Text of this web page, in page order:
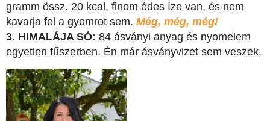
gramm össz. 20 kcal, finom édes íze van, és nem
kavarja fel a gyomrot sem. Még, még, még!
3. HIMALÁJA SÓ: 84 ásványi anyag és nyomelem
egyetlen fűszerben. Én már ásványvizet sem veszek.